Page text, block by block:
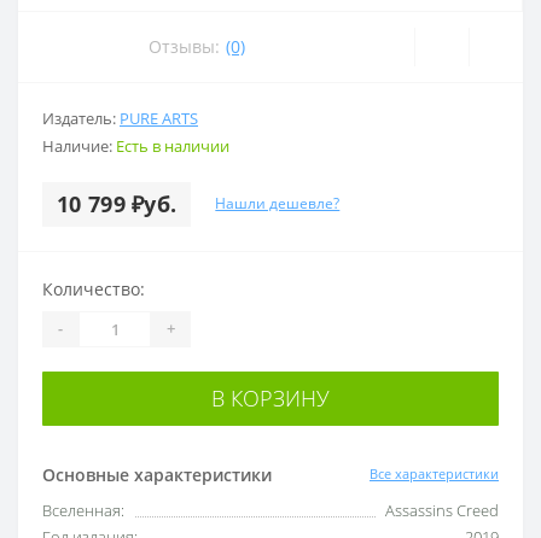
Отзывы: (0)
Издатель: PURE ARTS
Наличие: Есть в наличии
10 799 ₽уб. Нашли дешевле?
Основные характеристики Все характеристики
Вселенная:
Assassins Creed
Количество:
- +
В КОРЗИНУ